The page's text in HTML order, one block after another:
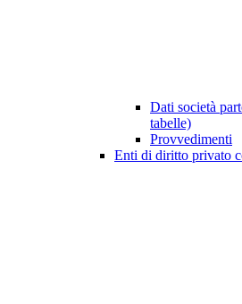
Dati società
tabelle)
Provvedimenti
Enti di diritto privato